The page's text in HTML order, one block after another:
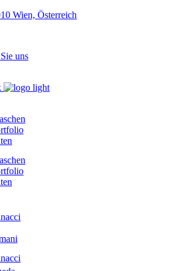
Wien, Österreich
uns